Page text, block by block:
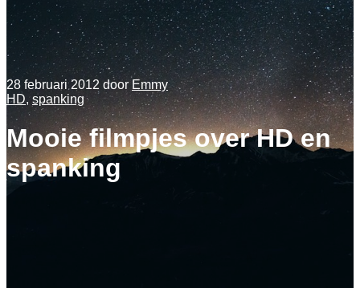
28 februari 2012 door Emmy
HD, spanking
Mooie filmpjes over HD en
spanking